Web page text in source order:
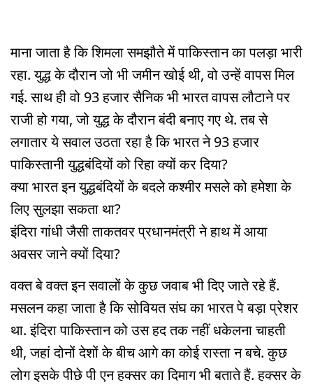
माना जाता है कि शिमला समझौते में पाकिस्तान का पलड़ा भारी
रहा. युद्ध के दौरान जो भी जमीन खोई थी, वो उन्हें वापस मिल
गई. साथ ही वो 93 हजार सैनिक भी भारत वापस लौटाने पर
राजी हो गया, जो युद्ध के दौरान बंदी बनाए गए थे. तब से
लगातार ये सवाल उठता रहा है कि भारत ने 93 हजार
पाकिस्तानी युद्धबंदियों को रिहा क्यों कर दिया?
क्या भारत इन युद्धबंदियों के बदले कश्मीर मसले को हमेशा के
लिए सुलझा सकता था?
इंदिरा गांधी जैसी ताकतवर प्रधानमंत्री ने हाथ में आया
अवसर जाने क्यों दिया?
वक्त बे वक्त इन सवालों के कुछ जवाब भी दिए जाते रहे हैं.
मसलन कहा जाता है कि सोवियत संघ का भारत पे बड़ा प्रेशर
था. इंदिरा पाकिस्तान को उस हद तक नहीं धकेलना चाहती
थी, जहां दोनों देशों के बीच आगे का कोई रास्ता न बचे. कुछ
लोग इसके पीछे पी एन हक्सर का दिमाग भी बताते हैं. हक्सर के